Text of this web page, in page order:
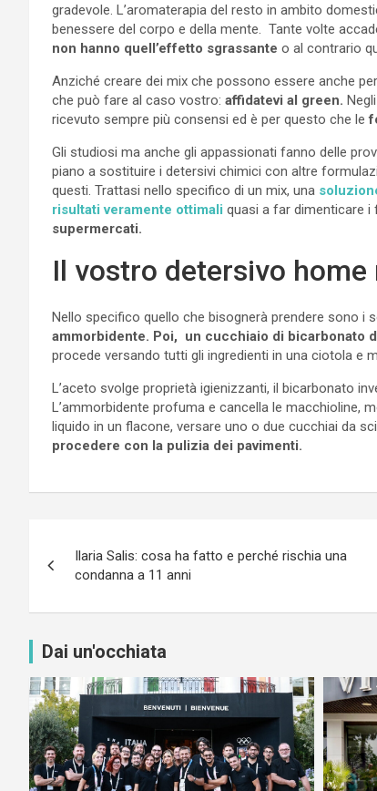
gradevole. L’aromaterapia del resto in ambito
benessere del corpo e della mente. Tante volte
non hanno quell’effetto sgrassante o al contrario
Anziché creare dei mix che possono essere anche
che può fare al caso vostro: affidatevi al green. N
ricevuto sempre più consensi ed è per questo che le
Gli studiosi ma anche gli appassionati fanno delle
piano a sostituire i detersivi chimici con altre
questi. Trattasi nello specifico di un mix, una
risultati veramente ottimali quasi a far dimenticare i
supermercati.
Il vostro detersivo home
Nello specifico quello che bisognerà prendere sono i
ammorbidente. Poi, un cucchiaio di bicarbonato
procede versando tutti gli ingredienti in una ciotola e
L’aceto svolge proprietà igienizzanti, il bicarbonato
L’ammorbidente profuma e cancella le macchioline,
liquido in un flacone, versare uno o due cucchiai da
procedere con la pulizia dei pavimenti.
articoli
Ilaria Salis: cosa ha fatto e perché rischia una
condanna a 11 anni
Dai un'occhiata